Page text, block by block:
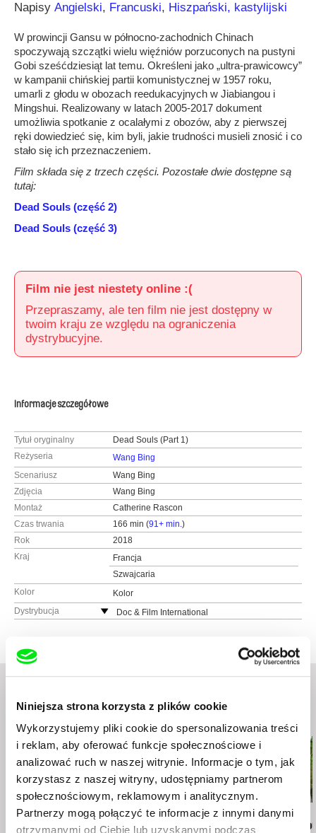
Niniejsza strona korzysta z plików cookie
Wykorzystujemy pliki cookie do spersonalizowania treści
i reklam, aby oferować funkcje społecznościowe i
analizować ruch w naszej witrynie. Informacje o tym, jak
korzystasz z naszej witryny, udostępniamy partnerom
społecznościowym, reklamowym i analitycznym.
Partnerzy mogą połączyć te informacje z innymi danymi
otrzymanymi od Ciebie lub uzyskanymi podczas
Napisy Angielski, Francuski, Hiszpański, kastylijski
W prowincji Gansu w północno-zachodnich Chinach
spoczywają szczątki wielu więźniów porzuconych na pustyni
Gobi sześćdziesiąt lat temu. Określeni jako „ultra-prawicowcy”
w kampanii chińskiej partii komunistycznej w 1957 roku,
umarli z głodu w obozach reedukacyjnych w Jiabiangou i
Mingshui. Realizowany w latach 2005-2017 dokument
umożliwia spotkanie z ocalałymi z obozów, aby z pierwszej
ręki dowiedzieć się, kim byli, jakie trudności musieli znosić i co
stało się ich przeznaczeniem.
Film składa się z trzech części. Pozostałe dwie dostępne są
tutaj:
Dead Souls (część 2)
Dead Souls (część 3)
Film nie jest niestety online :(
Przepraszamy, ale ten film nie jest dostępny w
twoim kraju ze względu na ograniczenia
dystrybucyjne.
Informacje szczegółowe
Tytuł oryginalny
Dead Souls (Part 1)
Reżyseria
Wang Bing
Scenariusz
Wang Bing
Zdjęcia
Wang Bing
Montaż
Catherine Rascon
Czas trwania
166 min (91+ min.)
Rok
2018
Kraj
Francja
Szwajcaria
Kolor
Kolor
Dystrybucja
Doc & Film International
www:http://www.docandfilm.com
fax: +33 1 427 736 56
e-mail:etienne.ollagnier@jour2fete.com
Podobne filmy (20)
Elita Kļaviņa
Sisters in Longing
Kazuhiro Soda
Peace
Rob Lemkin
Wrogowie